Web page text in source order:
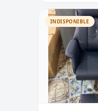
INDISPONIBLE